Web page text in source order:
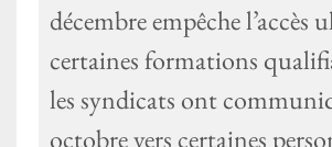
décembre empêche l’accès
certaines formations
les syndicats ont
octobre vers certaines